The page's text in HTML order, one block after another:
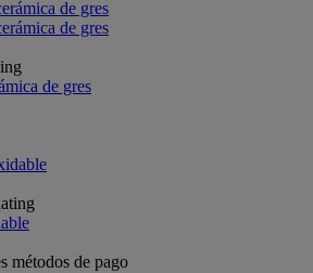
de gres
métodos de pago